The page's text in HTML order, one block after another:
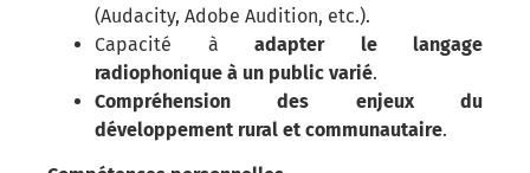
(Audacity, Adobe Audition, etc.).
Capacité à adapter le langage
radiophonique à un public varié.
Compréhension des enjeux du
développement rural et communautaire.